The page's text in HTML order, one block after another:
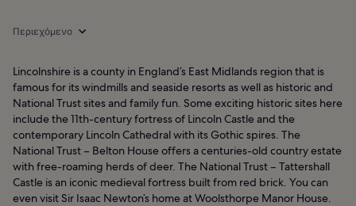
Περιεχόμενο
Lincolnshire is a county in England’s East Midlands region that is
famous for its windmills and seaside resorts as well as historic and
National Trust sites and family fun. Some exciting historic sites here
include the 11th-century fortress of Lincoln Castle and the
contemporary Lincoln Cathedral with its Gothic spires. The
National Trust – Belton House offers a centuries-old country estate
with free-roaming herds of deer. The National Trust – Tattershall
Castle is an iconic medieval fortress built from red brick. You can
even visit Sir Isaac Newton’s home at Woolsthorpe Manor House.